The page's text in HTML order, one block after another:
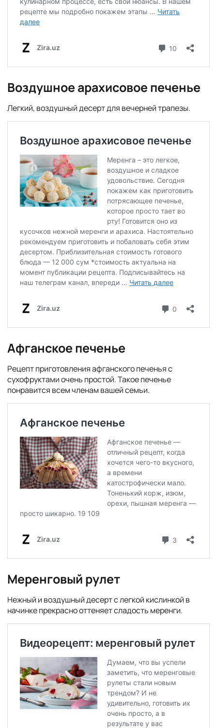
Воздушное арахисовое печенье
Легкий, воздушный десерт для вечерней трапезы.
Афганское печенье
Рецепт приготовления афганского печенья с
сухофруктами очень простой. Такое печенье
понравится всем членам вашей семьи.
Меренговый рулет
Нежный и воздушный десерт с легкой кислинкой в
начинке прекрасно оттеняет сладость меренги.